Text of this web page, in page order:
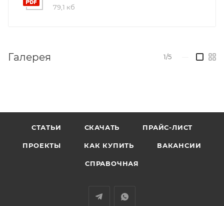
79,1 кб
Галерея 1/5
СТАТЬИ СКАЧАТЬ ПРАЙС-ЛИСТ
ПРОЕКТЫ КАК КУПИТЬ ВАКАНСИИ
СПРАВОЧНАЯ